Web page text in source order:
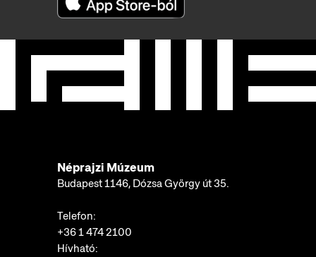
Néprajzi Múzeum
Budapest 1146, Dózsa György út 35.
Telefon:
+36 1 474 2100
Hívható: